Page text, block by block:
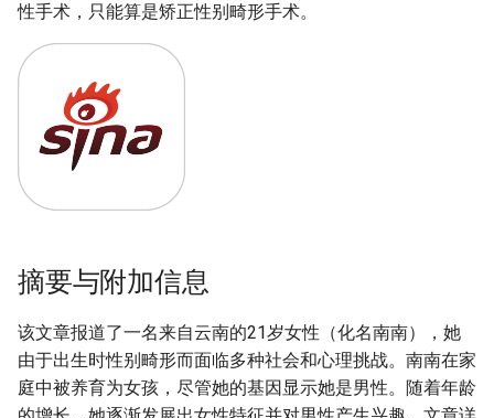
性手术，只能算是矫正性别畸形手术。
摘要与附加信息
该文章报道了一名来自云南的21岁女性（化名南南），她
由于出生时性别畸形而面临多种社会和心理挑战。南南在家
庭中被养育为女孩，尽管她的基因显示她是男性。随着年龄